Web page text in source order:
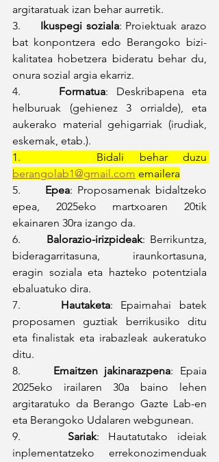
argitaratuak izan behar aurretik.
3. Ikuspegi soziala: Proiektuak arazo
bat konpontzera edo Berangoko bizi-
kalitatea hobetzera bideratu behar du,
onura sozial argia ekarriz.
4. Formatua: Deskribapena eta
helburuak (gehienez 3 orrialde), eta
aukerako material gehigarriak (irudiak,
eskemak, etab.).
berangolab1@gmail.com emailera
5. Epea: Proposamenak bidaltzeko
epea, 2025eko martxoaren 20tik
ekainaren 30ra izango da.
6. Balorazio-irizpideak: Berrikuntza,
bideragarritasuna, iraunkortasuna,
eragin soziala eta hazteko potentziala
ebaluatuko dira.
7. Hautaketa: Epaimahai batek
proposamen guztiak berrikusiko ditu
eta finalistak eta irabazleak aukeratuko
ditu.
8. Emaitzen jakinarazpena: Epaia
2025eko irailaren 30a baino lehen
argitaratuko da Berango Gazte Lab-en
eta Berangoko Udalaren webgunean.
9. Sariak: Hautatutako ideiak
inplementatzeko errekonozimenduak